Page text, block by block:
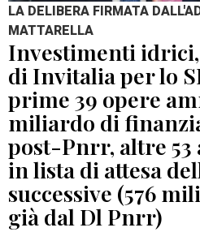
LA DELIBERA FIRMATA
MATTARELLA
Investimenti
di Invitalia per lo
prime 39 opere
miliardo di
post-Pnrr, altre
in lista di attesa
successive (576
già dal Dl Pnrr)